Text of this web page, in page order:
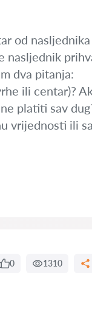
od
nasljednik
dva pitanja:
ili centar)?
platiti sav
vrijednosti ili
0 1310